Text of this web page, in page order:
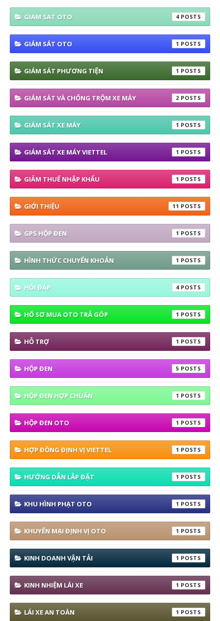
GIAM SAT OTO 4
GIÁM SÁT OTO 1
GIÁM SÁT PHƯƠNG TIỆN 1
GIÁM SÁT VÀ CHỐNG TRỘM XE MÁY 2
GIÁM SÁT XE MÁY 1
GIÁM SÁT XE MÁY VIETTEL 1
GIẢM THUẾ NHẬP KHẨU 1
GIỚI THIỆU 11
GPS HỘP ĐEN 1
HÌNH THỨC CHUYỂN KHOẢN 1
HỎI ĐÁP 4
HỐ SƠ MUA OTO TRẢ GÓP 1
HỖ TRỢ 1
HỘP ĐEN 5
HỘP ĐEN HỢP CHUẨN 1
HỘP ĐEN OTO 1
HỢP ĐỒNG ĐỊNH VỊ VIETTEL 1
HƯỚNG DẪN LẮP ĐẶT 1
KHU HÌNH PHẠT OTO 1
KHUYẾN MẠI ĐỊNH VỊ OTO 1
KINH DOANH VẬN TẢI 1
KINH NHIỆM LÁI XE 1
LÁI XE AN TOÀN 1